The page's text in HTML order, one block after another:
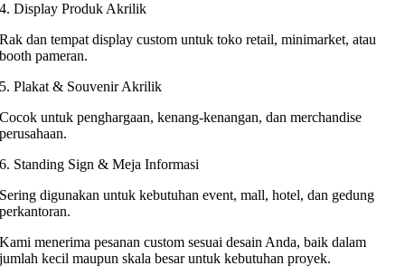
4. Display Produk Akrilik
Rak dan tempat display custom untuk toko retail, minimarket, atau
booth pameran.
5. Plakat & Souvenir Akrilik
Cocok untuk penghargaan, kenang-kenangan, dan merchandise
perusahaan.
6. Standing Sign & Meja Informasi
Sering digunakan untuk kebutuhan event, mall, hotel, dan gedung
perkantoran.
Kami menerima pesanan custom sesuai desain Anda, baik dalam
jumlah kecil maupun skala besar untuk kebutuhan proyek.